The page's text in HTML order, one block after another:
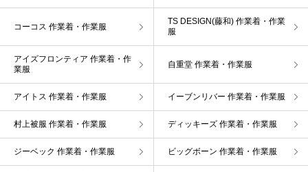
コーコス 作業着・作業服
TS DESIGN(藤和) 作業着・作業
服
アイズフロンティア 作業着・作
業服
自重堂 作業着・作業服
アイトス 作業着・作業服 イーブンリバー 作業着・作業服
村上被服 作業着・作業服 ディッキーズ 作業着・作業服
ジーベック 作業着・作業服 ビッグボーン 作業着・作業服